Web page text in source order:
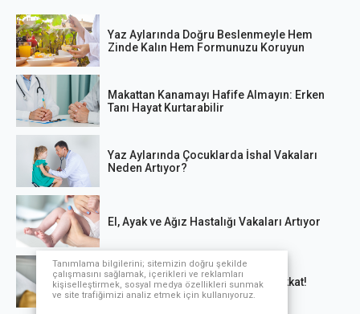
Yaz Aylarında Doğru Beslenmeyle Hem
Zinde Kalın Hem Formunuzu Koruyun
Makattan Kanamayı Hafife Almayın: Erken
Tanı Hayat Kurtarabilir
Yaz Aylarında Çocuklarda İshal Vakaları
Neden Artıyor?
El, Ayak ve Ağız Hastalığı Vakaları Artıyor
Ani kalp krizi kaynaklı ölümlere dikkat!
Tanımlama bilgilerini; sitemizin doğru şekilde
çalışmasını sağlamak, içerikleri ve reklamları
kişiselleştirmek, sosyal medya özellikleri sunmak
ve site trafiğimizi analiz etmek için kullanıyoruz.